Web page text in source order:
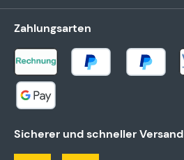
Zahlungsarten
Sicherer und schneller Versand